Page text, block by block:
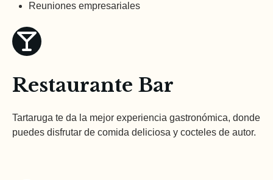
Reuniones empresariales
Restaurante Bar
Tartaruga te da la mejor experiencia gastronómica, donde
puedes disfrutar de comida deliciosa y cocteles de autor.